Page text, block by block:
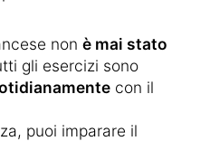
non è mai stato
gli esercizi sono
con il
puoi imparare il